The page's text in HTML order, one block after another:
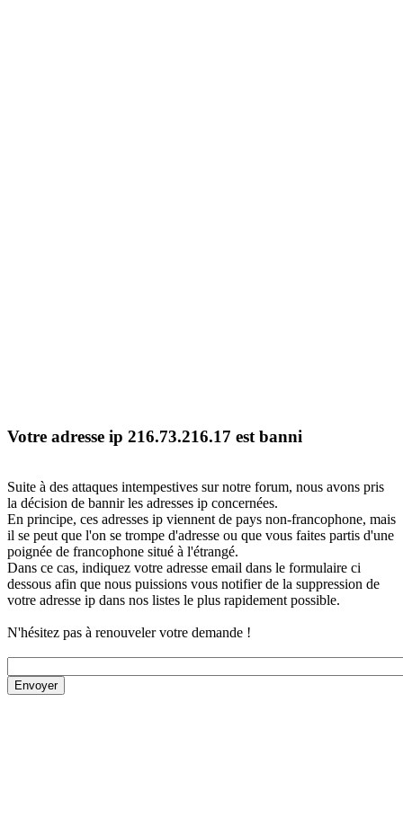
Votre adresse ip 216.73.216.17 est banni
Suite à des attaques intempestives sur notre forum, nous avons pris
la décision de bannir les adresses ip concernées.
En principe, ces adresses ip viennent de pays non-francophone, mais
il se peut que l'on se trompe d'adresse ou que vous faites partis d'une
poignée de francophone situé à l'étrangé.
Dans ce cas, indiquez votre adresse email dans le formulaire ci
dessous afin que nous puissions vous notifier de la suppression de
votre adresse ip dans nos listes le plus rapidement possible.
N'hésitez pas à renouveler votre demande !